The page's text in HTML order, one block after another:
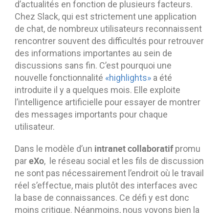
d’actualités en fonction de plusieurs facteurs.
Chez Slack, qui est strictement une application
de chat, de nombreux utilisateurs reconnaissent
rencontrer souvent des difficultés pour retrouver
des informations importantes au sein de
discussions sans fin. C’est pourquoi une
nouvelle fonctionnalité «highlights» a été
introduite il y a quelques mois. Elle exploite
l’intelligence artificielle pour essayer de montrer
des messages importants pour chaque
utilisateur.
Dans le modèle d’un intranet collaboratifpromu
pareXo, le réseau social et les fils de discussion
ne sont pas nécessairement l’endroit où le travail
réel s’effectue, mais plutôt des interfaces avec
la base de connaissances. Ce défi y est donc
moins critique. Néanmoins, nous voyons bien la